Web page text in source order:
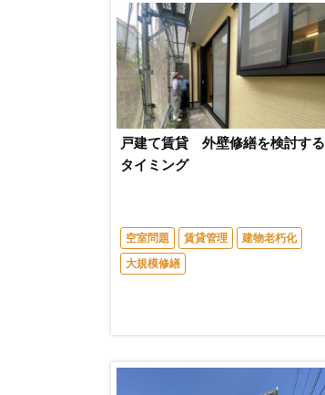
戸建て賃貸 外壁修繕を検討する
タイミング
空室問題 賃貸管理
建物老朽化
大規模修繕